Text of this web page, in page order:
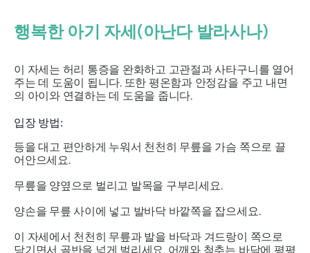
행복한 아기 자세(아난다 발라사나)
이 자세는 허리 통증을 완화하고 고관절과 사타구니를 열어
주는 데 도움이 됩니다. 또한 평온함과 안정감을 주고 내면
의 아이와 연결하는 데 도움을 줍니다.
입장 방법:
등을 대고 편안하게 누워서 천천히 무릎을 가슴 쪽으로 끌
어안으세요.
무릎을 양옆으로 벌리고 발목을 구부리세요.
양손을 무릎 사이에 넣고 발바닥 바깥쪽을 잡으세요.
이 자세에서 천천히 무릎과 발을 바닥과 겨드랑이 쪽으로
당기면서 골반을 넓게 벌리세요. 어깨와 척추는 바닥에 평평